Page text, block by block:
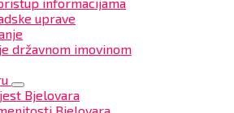
uprave
državnom imovinom
Bjelovara